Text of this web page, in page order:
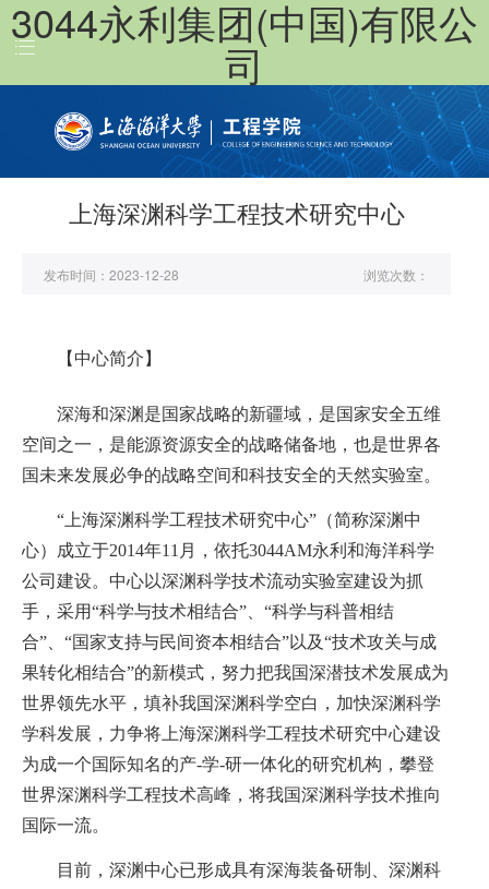
3044永利集团(中国)有限公
司
导
航
首页
团队队伍
员工工作
上海深渊科学工程技术研究中心
发布时间： 2023-12-28 浏览次数：
【中心简介】
深海和深渊是国家战略的新疆域，是国家安全五维
空间之一，是能源资源安全的战略储备地，也是世界各
国未来发展必争的战略空间和科技安全的天然实验室。
“上海深渊科学工程技术研究中心”（简称深渊中
心）成立于2014年11 月，依托3044AM永利和海洋科学
公司建设。中心以深渊科学技术流动实验室建设为抓
手，采用“科学与技术相结合”、“科学与科普相结
合”、“国家支持与民间资本相结合”以及“技术攻关与成
果转化相结合”的新模式，努力把我国深潜技术发展成为
世界领先水平，填补我国深渊科学空白，加快深渊科学
学科发展，力争将上海深渊科学工程技术研究中心建设
为成一个国际知名的产-学-研一体化的研究机构，攀登
世界深渊科学工程技术高峰，将我国深渊科学技术推向
国际一流。
目前，深渊中心已形成具有深海装备研制、深渊科